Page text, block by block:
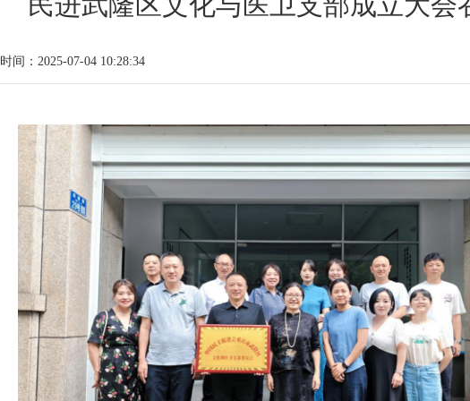
时间：2025-07-04 10:28:34